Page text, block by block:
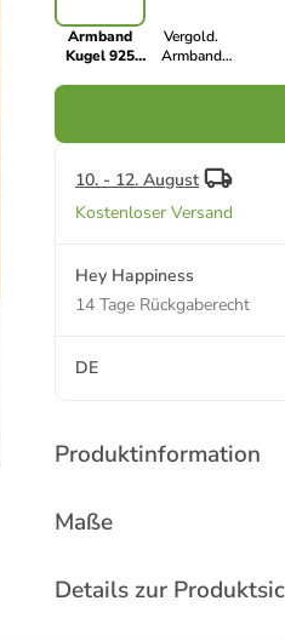
Armband
Kugel 925
in Silber - (L)
Vergold.
Armband
10. - 12. August
Kostenloser Versand
Hey Happiness
14 Tage Rückgaberecht
DE
Produktinformation
Maße
Details zur